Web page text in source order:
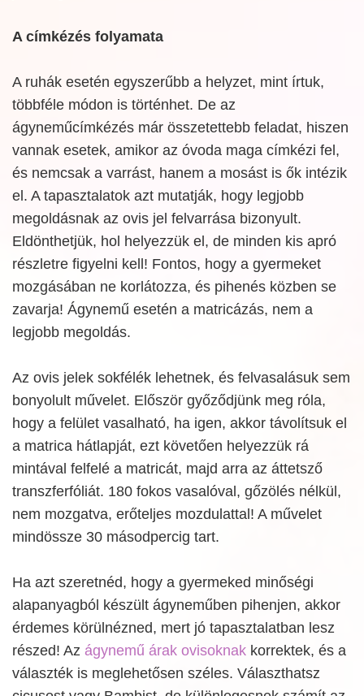
A címkézés folyamata
A ruhák esetén egyszerűbb a helyzet, mint írtuk,
többféle módon is történhet. De az
ágyneműcímkézés már összetettebb feladat, hiszen
vannak esetek, amikor az óvoda maga címkézi fel,
és nemcsak a varrást, hanem a mosást is ők intézik
el. A tapasztalatok azt mutatják, hogy legjobb
megoldásnak az ovis jel felvarrása bizonyult.
Eldönthetjük, hol helyezzük el, de minden kis apró
részletre figyelni kell! Fontos, hogy a gyermeket
mozgásában ne korlátozza, és pihenés közben se
zavarja! Ágynemű esetén a matricázás, nem a
legjobb megoldás.
Az ovis jelek sokfélék lehetnek, és felvasalásuk sem
bonyolult művelet. Először győződjünk meg róla,
hogy a felület vasalható, ha igen, akkor távolítsuk el
a matrica hátlapját, ezt követően helyezzük rá
mintával felfelé a matricát, majd arra az áttetsző
transzferfóliát. 180 fokos vasalóval, gőzölés nélkül,
nem mozgatva, erőteljes mozdulattal! A művelet
mindössze 30 másodpercig tart.
Ha azt szeretnéd, hogy a gyermeked minőségi
alapanyagból készült ágyneműben pihenjen, akkor
érdemes körülnézned, mert jó tapasztalatban lesz
részed! Az ágynemű árak ovisoknak korrektek, és a
választék is meglehetősen széles. Választhatsz